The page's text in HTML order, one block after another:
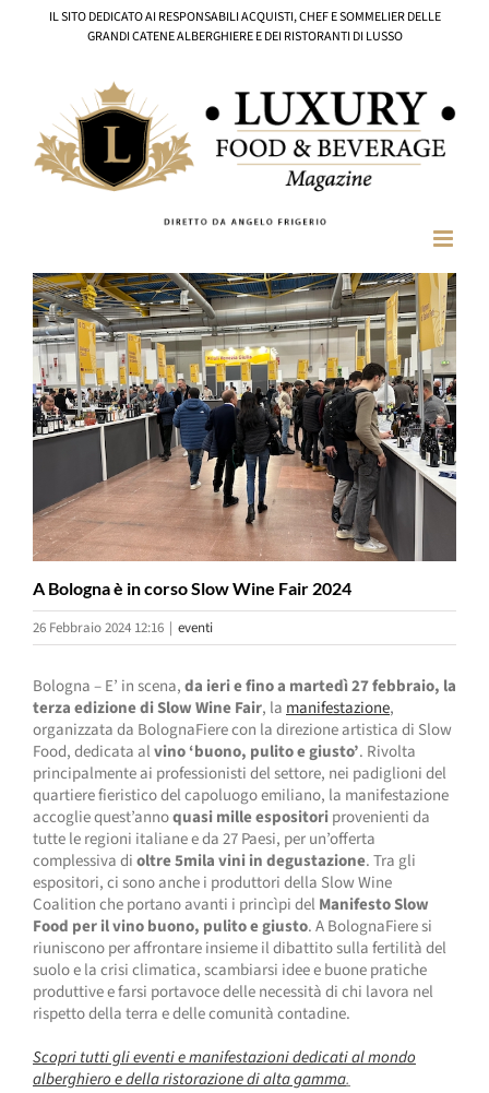
IL SITO DEDICATO AI RESPONSABILI ACQUISTI, CHEF E SOMMELIER DELLE
GRANDI CATENE ALBERGHIERE E DEI RISTORANTI DI LUSSO
Ingrandisci
immagine
A Bologna è in corso Slow Wine Fair 2024
26 Febbraio 2024 12:16 | eventi
Bologna – E’ in scena,da ieri e fino a martedì 27 febbraio, la
terza edizione di Slow Wine Fair, lamanifestazione,
organizzata da BolognaFiere con la direzione artistica di Slow
Food, dedicata alvino ‘buono, pulito e giusto’. Rivolta
principalmente ai professionisti del settore, nei padiglioni del
quartiere fieristico del capoluogo emiliano, la manifestazione
accoglie quest’annoquasi mille espositoriprovenienti da
tutte le regioni italiane e da 27 Paesi, per un’offerta
complessiva dioltre 5mila vini in degustazione. Tra gli
espositori, ci sono anche i produttori della Slow Wine
Coalition che portano avanti i princìpi del Manifesto Slow
Food per il vino buono, pulito e giusto. A BolognaFiere si
riuniscono per affrontare insieme il dibattito sulla fertilità del
suolo e la crisi climatica, scambiarsi idee e buone pratiche
produttive e farsi portavoce delle necessità di chi lavora nel
rispetto della terra e delle comunità contadine.
Scopri tutti gli eventi e manifestazioni dedicati al mondo
alberghiero e della ristorazione di alta gamma.